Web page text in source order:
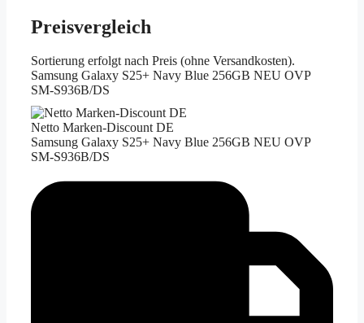
Preisvergleich
Sortierung erfolgt nach Preis (ohne Versandkosten).
Samsung Galaxy S25+ Navy Blue 256GB NEU OVP
SM-S936B/DS
Netto Marken-Discount DE
Samsung Galaxy S25+ Navy Blue 256GB NEU OVP
SM-S936B/DS